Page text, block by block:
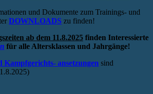
und Dokumente zum Trainings- und
DOWNLOADS zu finden!
ab dem 11.8.2025 finden Interessierte
für alle Altersklassen und Jahrgänge!
Kampfgerichts- ansetzungen sind